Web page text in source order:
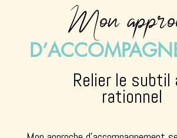
Mon
Relier le subtil
rationnel